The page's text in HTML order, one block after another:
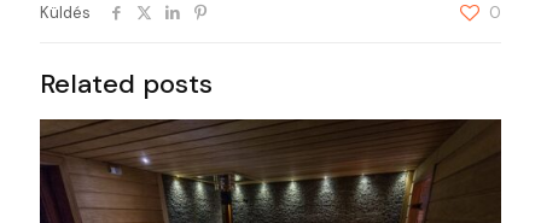
Küldés 0
Related posts